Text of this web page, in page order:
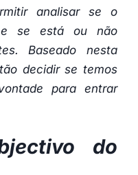
analisar se o
e se está ou não
Baseado nesta
decidir se temos
para entrar
do